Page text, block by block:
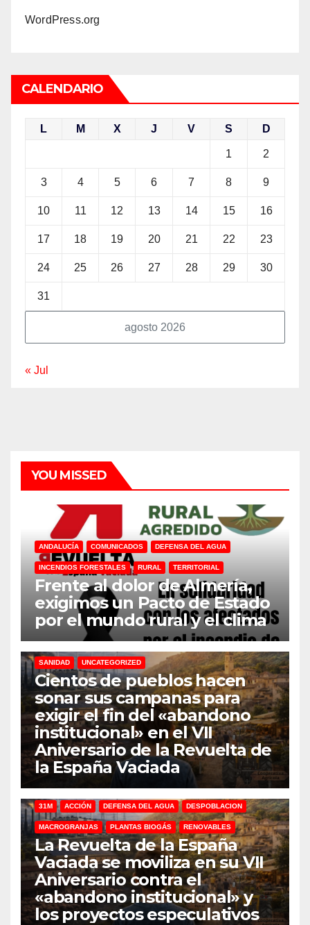
WordPress.org
CALENDARIO
agosto 2026
L M X J V S D
1 2
3 4 5 6 7 8 9
10 11 12 13 14 15 16
17 18 19 20 21 22 23
24 25 26 27 28 29 30
31
« Jul
YOU MISSED
ANDALUCÍA COMUNICADOS DEFENSA DEL AGUA
INCENDIOS FORESTALES RURAL TERRITORIAL
Frente al dolor de Almería,
exigimos un Pacto de Estado
por el mundo rural y el clima
31M DEFENSA DEL AGUA DESPOBLACION FERROCARRIL
MACROGRANJAS PLANTAS BIOGÁS RENOVABLES
SANIDAD UNCATEGORIZED
Cientos de pueblos hacen
sonar sus campanas para
exigir el fin del «abandono
institucional» en el VII
Aniversario de la Revuelta de
la España Vaciada
31M ACCIÓN DEFENSA DEL AGUA DESPOBLACION
MACROGRANJAS PLANTAS BIOGÁS RENOVABLES
La Revuelta de la España
Vaciada se moviliza en su VII
Aniversario contra el
«abandono institucional» y
los proyectos especulativos